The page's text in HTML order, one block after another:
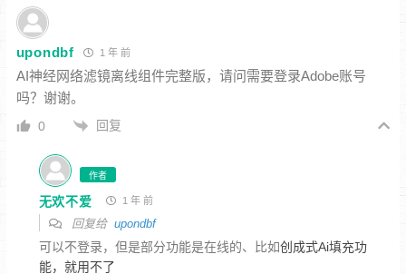
upondbf 1 年 前
AI神经网络滤镜离线组件完整版，请问需要登录Adobe账号
吗？谢谢。
0 回复
作者
无欢不爱 1 年 前
回复给 upondbf
可以不登录，但是部分功能是在线的、比如创成式Ai填充功
能，就用不了